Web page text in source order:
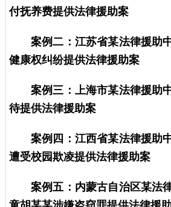
付抚养费提供法律援助案
案例二：江苏省某法律援助
健康权纠纷提供法律援助案
案例三：上海市某法律援助
待提供法律援助案
案例四：江西省某法律援助
遭受校园欺凌提供法律援助案
案例五：内蒙古自治区某法